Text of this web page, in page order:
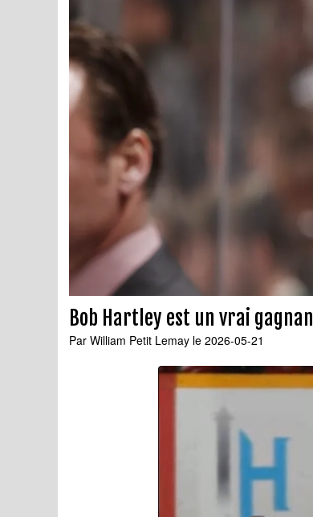
Bob Hartley est un vrai
Par William Petit Lemay le 2026-05-21